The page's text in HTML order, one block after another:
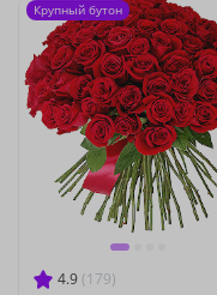
4.9 (179)
Крупный бутон